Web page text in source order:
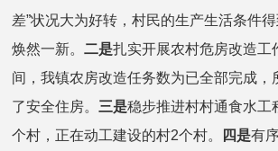
差”状况大为好转，村民的生产生活条件
焕然一新。二是扎实开展农村危房改造工
间，我镇农房改造任务数为已全部完成，
了安全住房。 三是稳步推进村村通食水工
个村，正在动工建设的村2个村。
四是有